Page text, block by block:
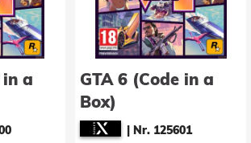
in a
EA Sports FC 27